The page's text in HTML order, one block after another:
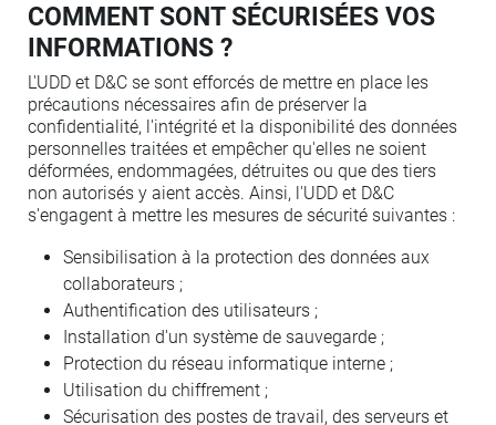
COMMENT SONT SÉCURISÉES VOS
INFORMATIONS ?
L'UDD et D&C se sont efforcés de mettre en place les
précautions nécessaires afin de préserver la
confidentialité, l'intégrité et la disponibilité des données
personnelles traitées et empêcher qu'elles ne soient
déformées, endommagées, détruites ou que des tiers
non autorisés y aient accès. Ainsi, l'UDD et D&C
s'engagent à mettre les mesures de sécurité suivantes :
Sensibilisation à la protection des données aux
collaborateurs ;
Authentification des utilisateurs ;
Installation d'un système de sauvegarde ;
Protection du réseau informatique interne ;
Utilisation du chiffrement ;
Sécurisation des postes de travail, des serveurs et